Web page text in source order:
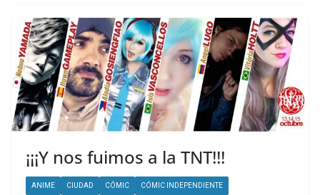
¡¡¡Y nos fuimos a la TNT!!!
ANIME CIUDAD CÓMIC CÓMIC INDEPENDIENTE